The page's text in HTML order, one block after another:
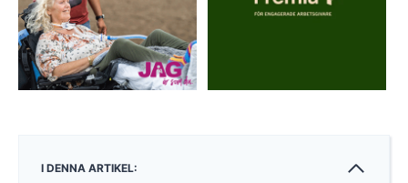
I DENNA ARTIKEL: